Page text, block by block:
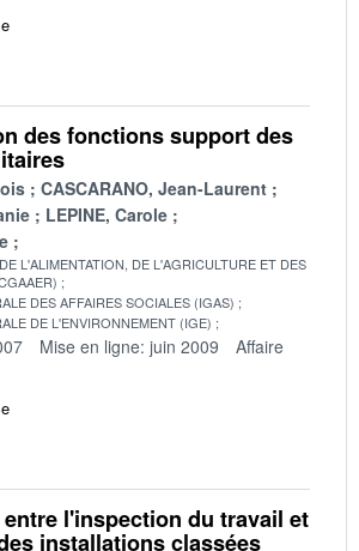
des fonctions support des
CASCARANO, Jean-Laurent
LEPINE, Carole
L'ALIMENTATION, DE L'AGRICULTURE ET DES
DES AFFAIRES SOCIALES (IGAS)
DE L'ENVIRONNEMENT (IGE)
Mise en ligne: juin 2009
Affaire
l'inspection du travail et
installations classées